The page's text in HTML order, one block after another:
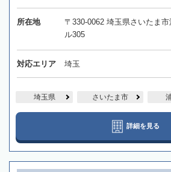
所在地
〒330-0062 埼玉県さいたま
ル305
対応エリア 埼玉
埼玉県 さいたま市
詳細を見る